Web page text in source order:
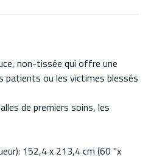
non-tissée qui offre une
patients ou les victimes blessés
de premiers soins, les
152,4 x 213,4 cm (60 "x